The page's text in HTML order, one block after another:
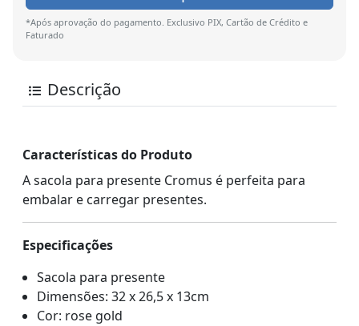
*Após aprovação do pagamento. Exclusivo PIX, Cartão de Crédito e
Faturado
Descrição
Características do Produto
A sacola para presente Cromus é perfeita para
embalar e carregar presentes.
Especificações
Sacola para presente
Dimensões: 32 x 26,5 x 13cm
Cor: rose gold